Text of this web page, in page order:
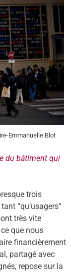
Emmanuelle Blot
du bâtiment qui
trois
“qu’usagers”
très vite
que nous
financièrement
partagé avec
repose sur la